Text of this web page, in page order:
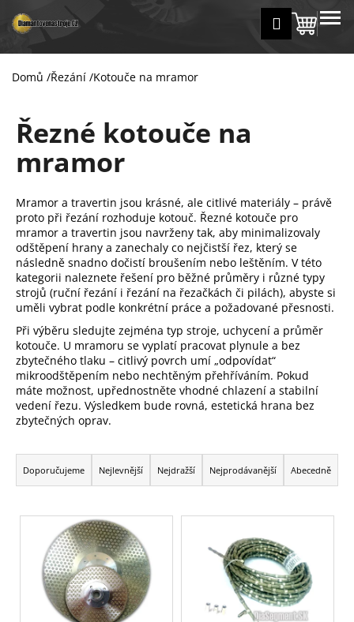
na
obsah
Přihlášení
košík
MENU
Domů /Řezání /Kotouče na mramor
Řezné kotouče na
mramor
Mramor a travertin jsou krásné, ale citlivé materiály – právě
proto při řezání rozhoduje kotouč. Řezné kotouče pro
mramor a travertin jsou navrženy tak, aby minimalizovaly
odštěpení hrany a zanechaly co nejčistší řez, který se
následně snadno dočistí broušením nebo leštěním. V této
kategorii naleznete řešení pro běžné průměry i různé typy
strojů (ruční řezání i řezání na řezačkách či pilách), abyste si
uměli vybrat podle konkrétní práce a požadované přesnosti.
Při výběru sledujte zejména typ stroje, uchycení a průměr
kotouče. U mramoru se vyplatí pracovat plynule a bez
zbytečného tlaku – citlivý povrch umí „odpovídat“
mikroodštěpením nebo nechtěným přehříváním. Pokud
máte možnost, upřednostněte vhodné chlazení a stabilní
vedení řezu. Výsledkem bude rovná, estetická hrana bez
zbytečných oprav.
Ř
a
z
e
Doporučujeme Nejlevnější Nejdražší Nejprodávanější Abecedně
V
š
Zpět
Zpět
C
p
o
t
e
b
u
j
e
t
e
n
a
j
í
?
Hledat